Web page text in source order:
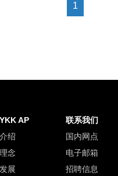
1
AP
联系我们
绍
国内网点
念
电子邮箱
展 招聘信息